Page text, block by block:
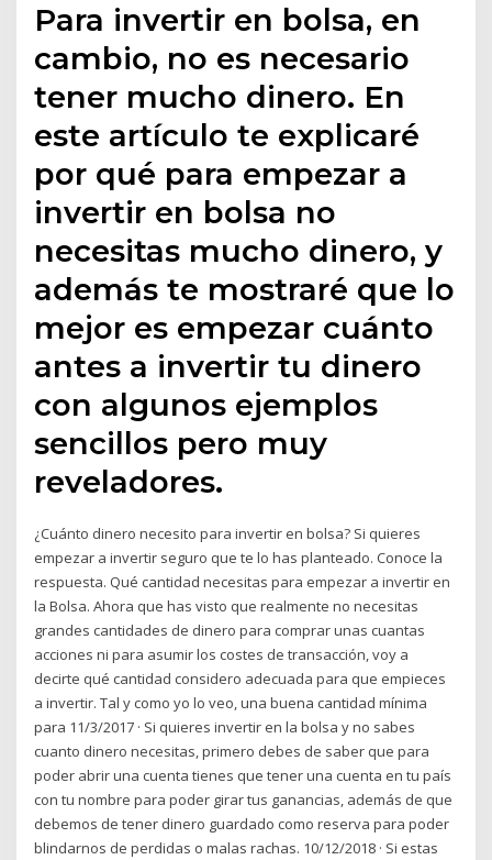
Para invertir en bolsa, en
cambio, no es necesario
tener mucho dinero. En
este artículo te explicaré
por qué para empezar a
invertir en bolsa no
necesitas mucho dinero, y
además te mostraré que lo
mejor es empezar cuánto
antes a invertir tu dinero
con algunos ejemplos
sencillos pero muy
reveladores.
¿Cuánto dinero necesito para invertir en bolsa? Si quieres
empezar a invertir seguro que te lo has planteado. Conoce la
respuesta. Qué cantidad necesitas para empezar a invertir en
la Bolsa. Ahora que has visto que realmente no necesitas
grandes cantidades de dinero para comprar unas cuantas
acciones ni para asumir los costes de transacción, voy a
decirte qué cantidad considero adecuada para que empieces
a invertir. Tal y como yo lo veo, una buena cantidad mínima
para 11/3/2017 · Si quieres invertir en la bolsa y no sabes
cuanto dinero necesitas, primero debes de saber que para
poder abrir una cuenta tienes que tener una cuenta en tu país
con tu nombre para poder girar tus ganancias, además de que
debemos de tener dinero guardado como reserva para poder
blindarnos de perdidas o malas rachas. 10/12/2018 · Si estas